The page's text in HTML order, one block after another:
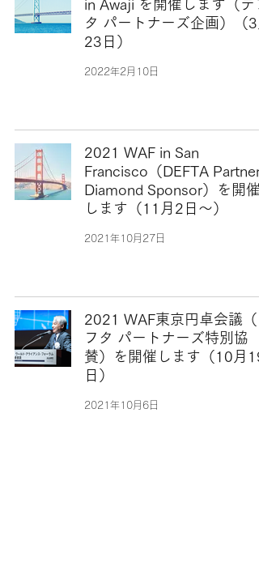
in Awaji を開催します（デ
タ パートナーズ企画）（3
23日）
2022年2月10日
2021 WAF in San
Francisco（DEFTA
Diamond Sponsor）を開催
します（11月2日〜）
2021年10月27日
2021 WAF東京円卓会議（
フタ パートナーズ特別協
賛）を開催します（10月19
日）
2021年10月6日